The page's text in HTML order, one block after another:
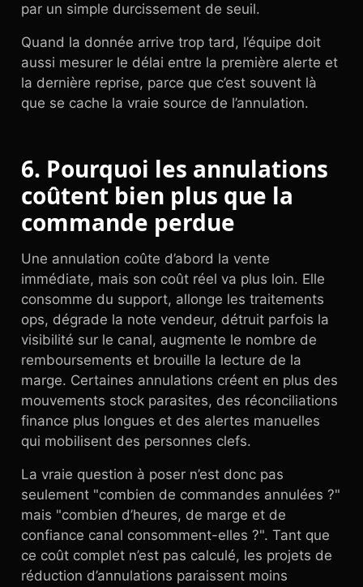
par un simple durcissement de seuil.
Quand la donnée arrive trop tard, l’équipe doit
aussi mesurer le délai entre la première alerte et
la dernière reprise, parce que c’est souvent là
que se cache la vraie source de l’annulation.
6. Pourquoi les annulations
coûtent bien plus que la
commande perdue
Une annulation coûte d’abord la vente
immédiate, mais son coût réel va plus loin. Elle
consomme du support, allonge les traitements
ops, dégrade la note vendeur, détruit parfois la
visibilité sur le canal, augmente le nombre de
remboursements et brouille la lecture de la
marge. Certaines annulations créent en plus des
mouvements stock parasites, des réconciliations
finance plus longues et des alertes manuelles
qui mobilisent des personnes clefs.
La vraie question à poser n’est donc pas
seulement "combien de commandes annulées ?"
mais "combien d’heures, de marge et de
confiance canal consomment-elles ?". Tant que
ce coût complet n’est pas calculé, les projets de
réduction d’annulations paraissent moins